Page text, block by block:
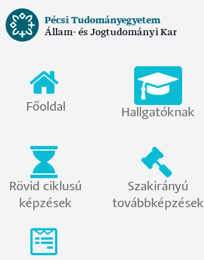
Ugrás
a
tartalomra
Pécsi Tudományegyetem
Állam- és Jogtudományi Kar
Főoldal Hallgatóknak
Rövid ciklusú
képzések
Szakirányú
továbbképzések